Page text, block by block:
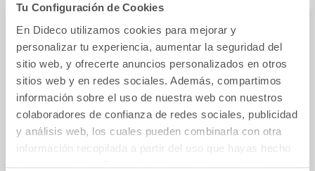
Tu Configuración de Cookies
En Dideco utilizamos cookies para mejorar y
personalizar tu experiencia, aumentar la seguridad del
sitio web, y ofrecerte anuncios personalizados en otros
sitios web y en redes sociales. Además, compartimos
información sobre el uso de nuestra web con nuestros
colaboradores de confianza de redes sociales, publicidad
y análisis web, los cuales pueden combinarla con otra
información recopilada a partir del uso que hayas hecho
Fábulas, leyendas
y mitos : Ariadna y
el hilo del laberinto
3,50€
Comprar
El concurso de
Papá Noel
14,50€
Comprar